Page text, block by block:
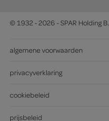
© 1932 - 2026 - SPAR Holding
algemene voorwaarden
privacyverklaring
cookiebeleid
prijsbeleid